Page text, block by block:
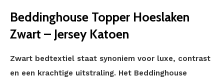
Beddinghouse Topper Hoeslaken
Zwart – Jersey Katoen
Zwart bedtextiel staat synoniem voor luxe, contrast
en een krachtige uitstraling. Het Beddinghouse